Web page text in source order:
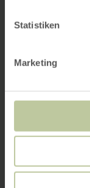
Statistiken
Marketing